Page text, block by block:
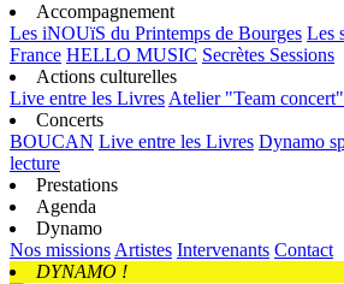
Accompagnement
Les iNOUïS du Printemps de Bourges Les
France HELLO MUSIC Secrètes Sessions
Actions culturelles
Live entre les Livres Atelier "Team
Concerts
BOUCAN Live entre les Livres Dynamo
lecture
Prestations
Agenda
Dynamo
Nos missions Artistes Intervenants Contact
DYNAMO !